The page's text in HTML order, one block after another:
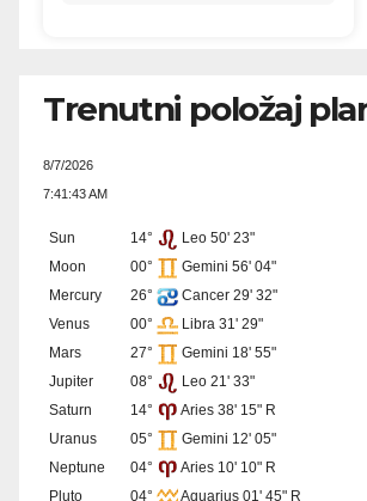
Trenutni položaj
8/7/2026
7:41:43 AM
Sun 14°
Leo 50' 23"
Moon
00°
Gemini 56' 04"
Mercury
26°
Cancer 29' 32"
Venus
00°
Libra 31' 29"
Mars
27°
Gemini 18' 55"
Jupiter
08°
Leo 21' 33"
Saturn
14°
Aries 38' 15" R
Uranus
05°
Gemini 12' 05"
Neptune
04°
Aries 10' 10" R
Pluto
04° Aquarius 01' 45" R